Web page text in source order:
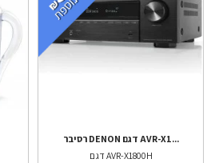
רסיבר DENON דגם AVR-X1...
דגם AVR-X1800H